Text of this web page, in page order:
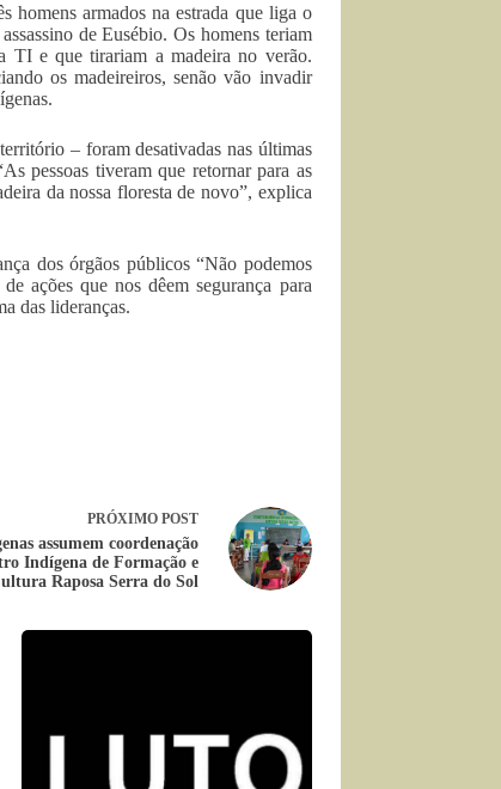
homens armados na estrada que liga o
de Eusébio. Os homens teriam
TI e que tirariam a madeira no verão.
os madeireiros, senão vão invadir
– foram desativadas nas últimas
pessoas tiveram que retornar para as
da nossa floresta de novo”, explica
dos órgãos públicos “Não podemos
ações que nos dêem segurança para
das lideranças.
PRÓXIMO POST
assumem coordenação
Indígena de Formação e
Raposa Serra do Sol